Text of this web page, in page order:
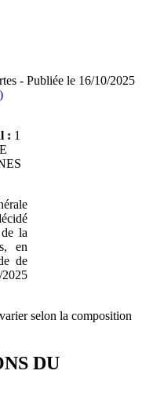
- Publiée le 16/10/2025
: 1
la
en
de
selon la composition
DU